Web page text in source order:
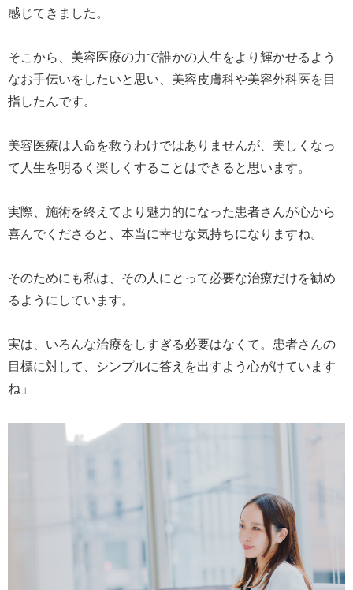
感じてきました。
そこから、美容医療の力で誰かの人生をより輝かせるよう
なお手伝いをしたいと思い、美容皮膚科や美容外科医を目
指したんです。
美容医療は人命を救うわけではありませんが、美しくなっ
て人生を明るく楽しくすることはできると思います。
実際、施術を終えてより魅力的になった患者さんが心から
喜んでくださると、本当に幸せな気持ちになりますね。
そのためにも私は、その人にとって必要な治療だけを勧め
るようにしています。
実は、いろんな治療をしすぎる必要はなくて。患者さんの
目標に対して、シンプルに答えを出すよう心がけています
ね」